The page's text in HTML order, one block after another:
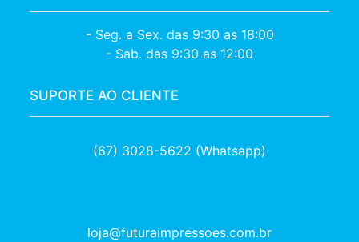
- Seg. a Sex. das 9:30 as 18:00
- Sab. das 9:30 as 12:00
SUPORTE AO CLIENTE
(67) 3028-5622 (Whatsapp)
loja@futuraimpressoes.com.br